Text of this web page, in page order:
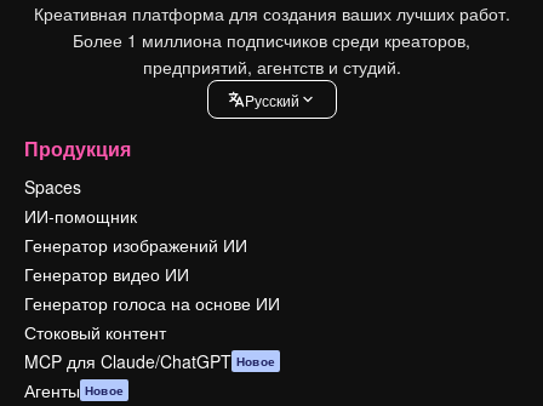
Креативная платформа для создания ваших лучших работ.
Более 1 миллиона подписчиков среди креаторов,
предприятий, агентств и студий.
Pусский
Продукция
Spaces
ИИ-помощник
Генератор изображений ИИ
Генератор видео ИИ
Генератор голоса на основе ИИ
Стоковый контент
MCP для Claude/ChatGPT Новое
Агенты Новое